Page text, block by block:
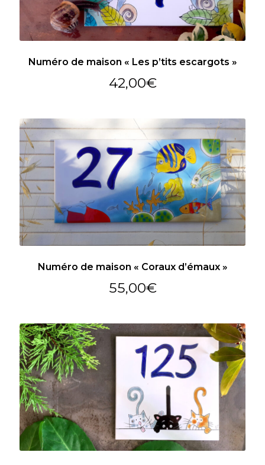
Numéro de maison « Les p’tits escargots »
42,00€
Numéro de maison « Coraux d’émaux »
55,00€